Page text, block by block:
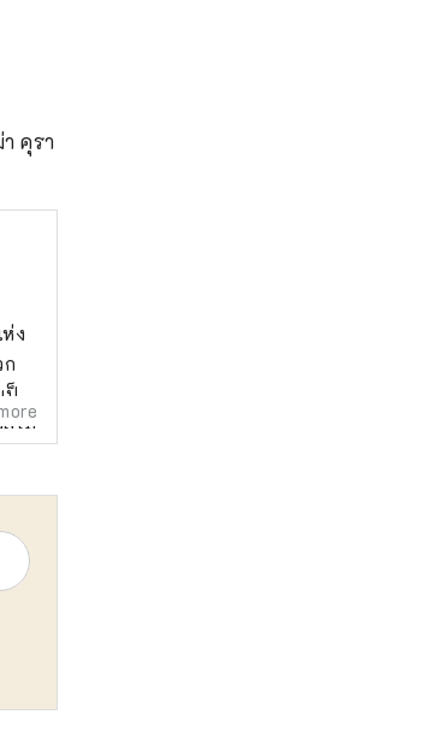
คุรา
ง
น
ะ